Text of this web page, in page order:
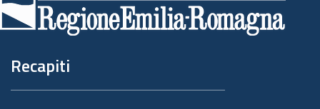
pagina
Recapiti